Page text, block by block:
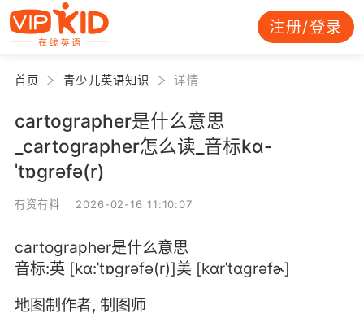
注册/登录
首页 青少儿英语知识 详情
cartographer是什么意思
_cartographer怎么读_音标kɑ-
ˈtɒgrəfə(r)
有资有料 2026-02-16 11:10:07
cartographer是什么意思
音标:英 [kɑ:ˈtɒgrəfə(r)]美 [kɑrˈtɑɡrəfɚ]
地图制作者, 制图师